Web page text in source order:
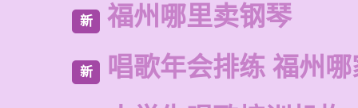
新 福州哪里卖钢琴
新 唱歌年会排练 福州